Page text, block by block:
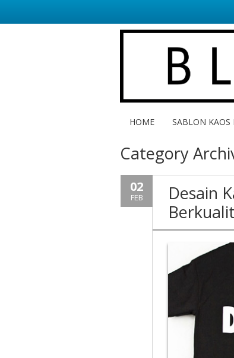
HOME SABLON KAOS
Category
02
FEB
Desain